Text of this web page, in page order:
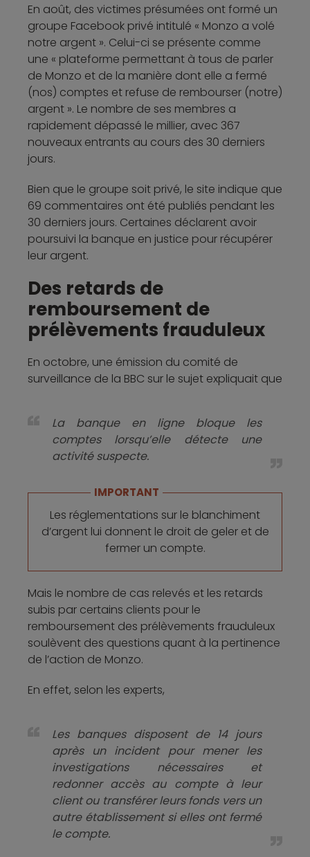
En août, des victimes présumées ont formé un
groupe Facebook privé intitulé « Monzo a volé
notre argent ». Celui-ci se présente comme
une « plateforme permettant à tous de parler
de Monzo et de la manière dont elle a fermé
(nos) comptes et refuse de rembourser (notre)
argent ». Le nombre de ses membres a
rapidement dépassé le millier, avec 367
nouveaux entrants au cours des 30 derniers
jours.
Bien que le groupe soit privé, le site indique que
69 commentaires ont été publiés pendant les
30 derniers jours. Certaines déclarent avoir
poursuivi la banque en justice pour récupérer
leur argent.
Des retards de
remboursement de
prélèvements frauduleux
En octobre, une émission du comité de
surveillance de la BBC sur le sujet expliquait que
La banque en ligne bloque les
comptes lorsqu’elle détecte une
activité suspecte.
IMPORTANT
Les réglementations sur le blanchiment
d’argent lui donnent le droit de geler et de
fermer un compte.
Mais le nombre de cas relevés et les retards
subis par certains clients pour le
remboursement des prélèvements frauduleux
soulèvent des questions quant à la pertinence
de l’action de Monzo.
En effet, selon les experts,
Les banques disposent de 14 jours
après un incident pour mener les
investigations nécessaires et
redonner accès au compte à leur
client ou transférer leurs fonds vers un
autre établissement si elles ont fermé
le compte.